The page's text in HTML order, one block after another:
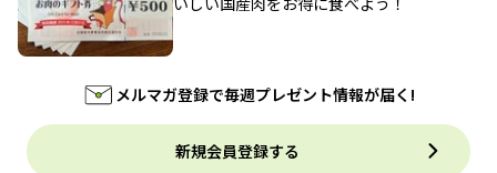
メルマガ登録で毎週プレゼント情報が届く!
新規会員登録する